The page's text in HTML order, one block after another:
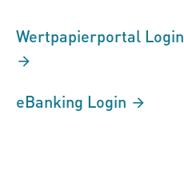
Wertpapierportal Login
eBanking Login